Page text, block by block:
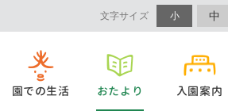
文字サイズ 小 中
園での生活 おたより 入園案内